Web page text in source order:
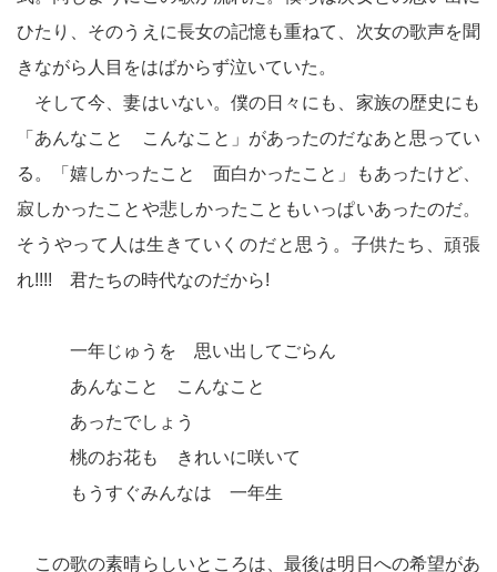
ひたり、そのうえに長女の記憶も重ねて、次女の歌声を聞
きながら人目をはばからず泣いていた。
そして今、妻はいない。僕の日々にも、家族の歴史にも
「あんなこと こんなこと」があったのだなあと思ってい
る。「嬉しかったこと 面白かったこと」もあったけど、
寂しかったことや悲しかったこともいっぱいあったのだ。
そうやって人は生きていくのだと思う。子供たち、頑張
れ!!!! 君たちの時代なのだから!
一年じゅうを 思い出してごらん
あんなこと こんなこと
あったでしょう
桃のお花も きれいに咲いて
もうすぐみんなは 一年生
この歌の素晴らしいところは、最後は明日への希望があ